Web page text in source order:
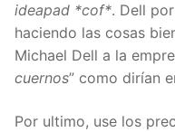
ideapad *cof*. Dell
haciendo las cosas
Michael Dell a la
cuernos” como dirían
Por ultimo, use los